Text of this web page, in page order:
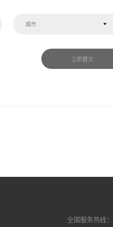
城市
立即提交
全国服务热线：